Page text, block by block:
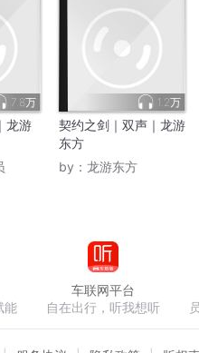
7.8万
龙游
1.2万
契约之剑｜双声｜龙游
东方
by： 龙游东方
能
车联网平台
自在出行，听我想听